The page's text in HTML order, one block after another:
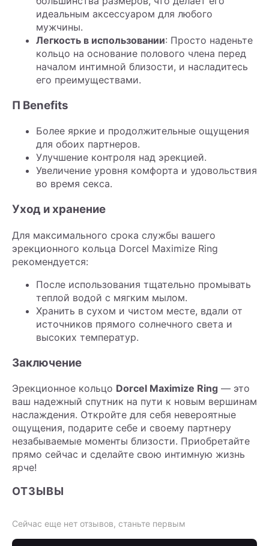
идеальным аксессуаром для любого
мужчины.
Легкость в использовании: Просто наденьте
кольцо на основание полового члена перед
началом интимной близости, и насладитесь
его преимуществами.
П Benefits
Более яркие и продолжительные ощущения
для обоих партнеров.
Улучшение контроля над эрекцией.
Увеличение уровня комфорта и удовольствия
во время секса.
Уход и хранение
Для максимального срока службы вашего
эрекционного кольца Dorcel Maximize Ring
рекомендуется:
После использования тщательно промывать
теплой водой с мягким мылом.
Хранить в сухом и чистом месте, вдали от
источников прямого солнечного света и
высоких температур.
Заключение
Эрекционное кольцо Dorcel Maximize Ring — это
ваш надежный спутник на пути к новым вершинам
наслаждения. Откройте для себя невероятные
ощущения, подарите себе и своему партнеру
незабываемые моменты близости. Приобретайте
прямо сейчас и сделайте свою интимную жизнь
ярче!
ОТЗЫВЫ
Сейчас еще нет отзывов, станьте первым